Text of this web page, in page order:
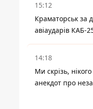
15:12
Краматорськ за
авіаударів КАБ-
14:18
Ми скрізь,
анекдот про